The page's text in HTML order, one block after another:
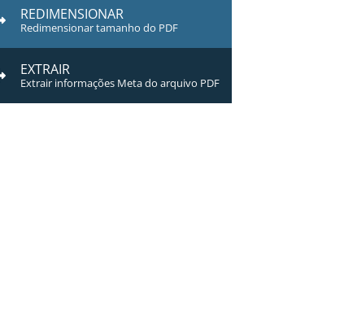
REDIMENSIONAR
Redimensionar tamanho do PDF
EXTRAIR
Extrair informações Meta do arquivo PDF